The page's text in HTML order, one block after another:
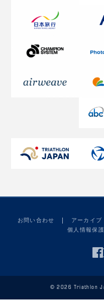
お問い合わせ アーカイブ
個人情報保
© 2026 Triathlon